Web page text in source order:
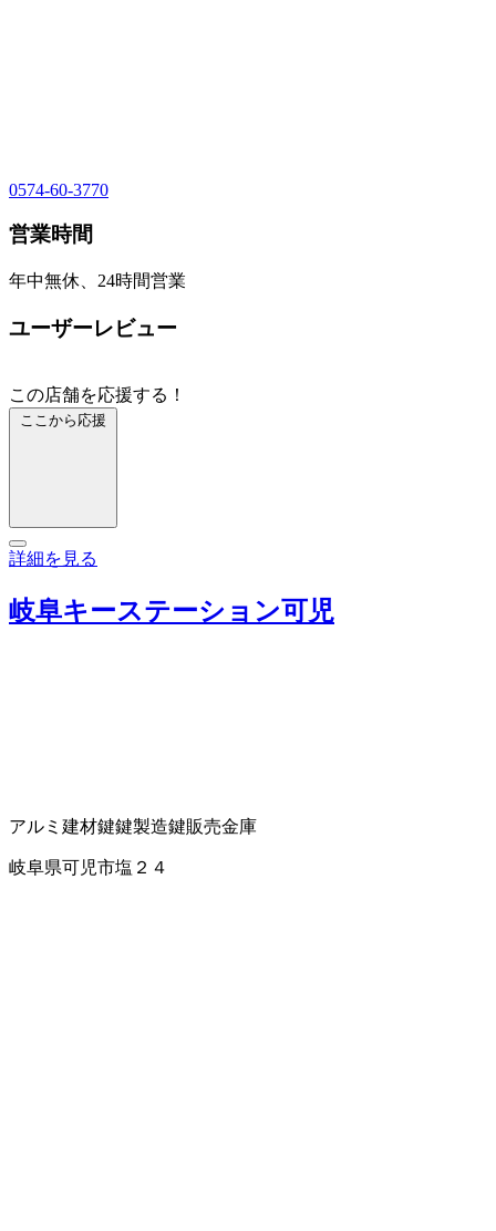
0574-60-3770
営業時間
年中無休、24時間営業
ユーザーレビュー
この店舗を応援する！
ここから応援
詳細を見る
岐阜キーステーション可児
アルミ建材鍵鍵製造鍵販売金庫
岐阜県可児市塩２４